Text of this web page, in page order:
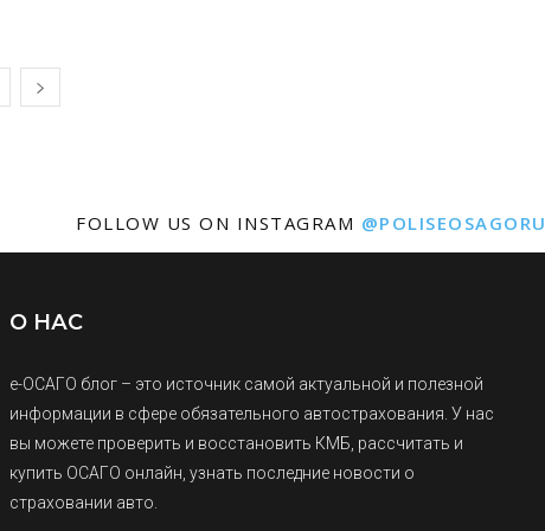
FOLLOW US ON INSTAGRAM @POLISEOSAGORU
О НАС
е-ОСАГО блог – это источник самой актуальной и полезной
информации в сфере обязательного автострахования. У нас
вы можете проверить и восстановить КМБ, рассчитать и
купить ОСАГО онлайн, узнать последние новости о
страховании авто.